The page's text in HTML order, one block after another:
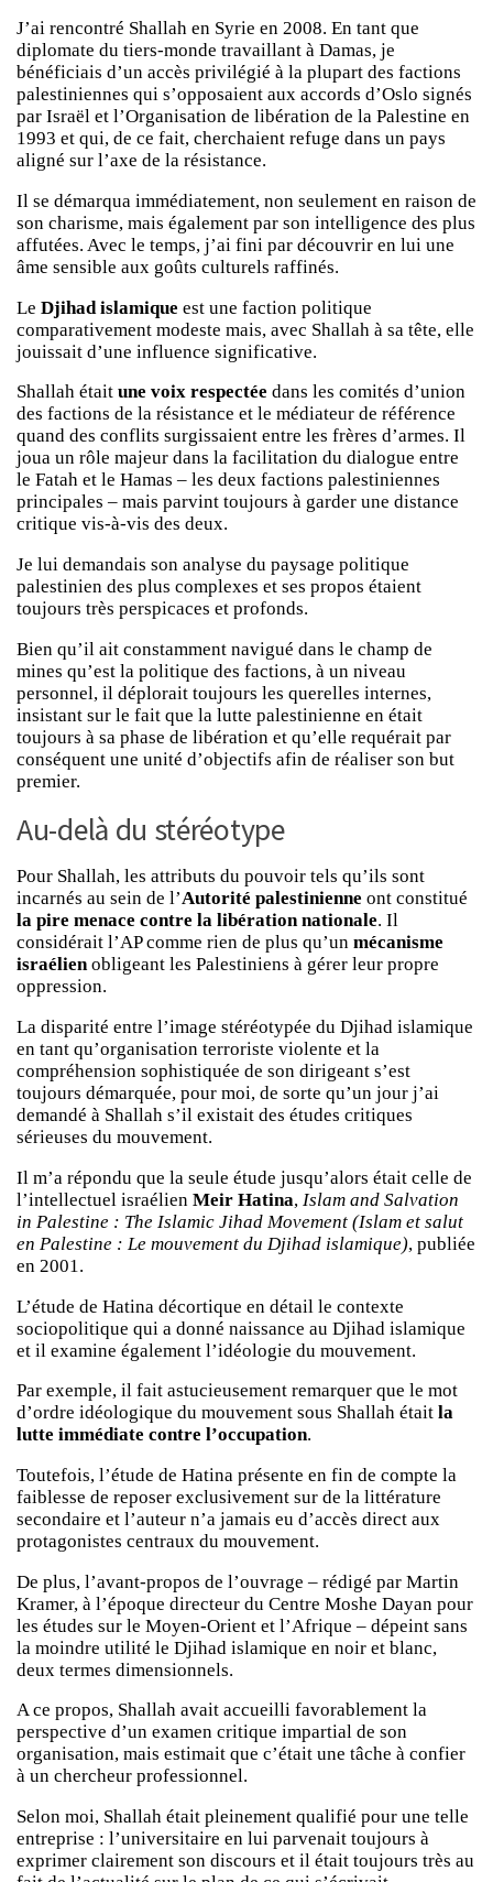
J’ai rencontré Shallah en Syrie en 2008. En tant que
diplomate du tiers-monde travaillant à Damas, je
bénéficiais d’un accès privilégié à la plupart des factions
palestiniennes qui s’opposaient aux accords d’Oslo signés
par Israël et l’Organisation de libération de la Palestine en
1993 et qui, de ce fait, cherchaient refuge dans un pays
aligné sur l’axe de la résistance.
Il se démarqua immédiatement, non seulement en raison de
son charisme, mais également par son intelligence des plus
affutées. Avec le temps, j’ai fini par découvrir en lui une
âme sensible aux goûts culturels raffinés.
Le Djihad islamique est une faction politique
comparativement modeste mais, avec Shallah à sa tête, elle
jouissait d’une influence significative.
Shallah était une voix respectée dans les comités d’union
des factions de la résistance et le médiateur de référence
quand des conflits surgissaient entre les frères d’armes. Il
joua un rôle majeur dans la facilitation du dialogue entre
le Fatah et le Hamas – les deux factions palestiniennes
principales – mais parvint toujours à garder une distance
critique vis-à-vis des deux.
Je lui demandais son analyse du paysage politique
palestinien des plus complexes et ses propos étaient
toujours très perspicaces et profonds.
Bien qu’il ait constamment navigué dans le champ de
mines qu’est la politique des factions, à un niveau
personnel, il déplorait toujours les querelles internes,
insistant sur le fait que la lutte palestinienne en était
toujours à sa phase de libération et qu’elle requérait par
conséquent une unité d’objectifs afin de réaliser son but
premier.
Au-delà du stéréotype
Pour Shallah, les attributs du pouvoir tels qu’ils sont
incarnés au sein de l’Autorité palestinienne ont constitué
la pire menace contre la libération nationale. Il
considérait l’AP comme rien de plus qu’un mécanisme
israélienobligeant les Palestiniens à gérer leur propre
oppression.
La disparité entre l’image stéréotypée du Djihad islamique
en tant qu’organisation terroriste violente et la
compréhension sophistiquée de son dirigeant s’est
toujours démarquée, pour moi, de sorte qu’un jour j’ai
demandé à Shallah s’il existait des études critiques
sérieuses du mouvement.
Il m’a répondu que la seule étude jusqu’alors était celle de
l’intellectuel israélien Meir Hatina, Islam and Salvation
in Palestine : The Islamic Jihad Movement (Islam et salut
en Palestine : Le mouvement du Djihad islamique), publiée
en 2001.
L’étude de Hatina décortique en détail le contexte
sociopolitique qui a donné naissance au Djihad islamique
et il examine également l’idéologie du mouvement.
Par exemple, il fait astucieusement remarquer que le mot
d’ordre idéologique du mouvement sous Shallah était la
lutte immédiate contre l’occupation.
Toutefois, l’étude de Hatina présente en fin de compte la
faiblesse de reposer exclusivement sur de la littérature
secondaire et l’auteur n’a jamais eu d’accès direct aux
protagonistes centraux du mouvement.
De plus, l’avant-propos de l’ouvrage – rédigé par Martin
Kramer, à l’époque directeur du Centre Moshe Dayan pour
les études sur le Moyen-Orient et l’Afrique – dépeint sans
la moindre utilité le Djihad islamique en noir et blanc,
deux termes dimensionnels.
A ce propos, Shallah avait accueilli favorablement la
perspective d’un examen critique impartial de son
organisation, mais estimait que c’était une tâche à confier
à un chercheur professionnel.
Selon moi, Shallah était pleinement qualifié pour une telle
entreprise : l’universitaire en lui parvenait toujours à
exprimer clairement son discours et il était toujours très au